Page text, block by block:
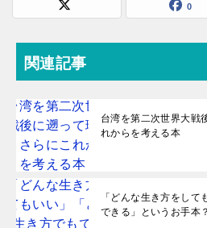
0
関連記事
台湾を第二次世界大戦
れからを考える本
「どんな生き方をして
できる」というお手本？